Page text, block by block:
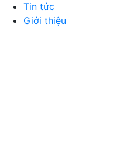
Tin tức
Giới thiệu